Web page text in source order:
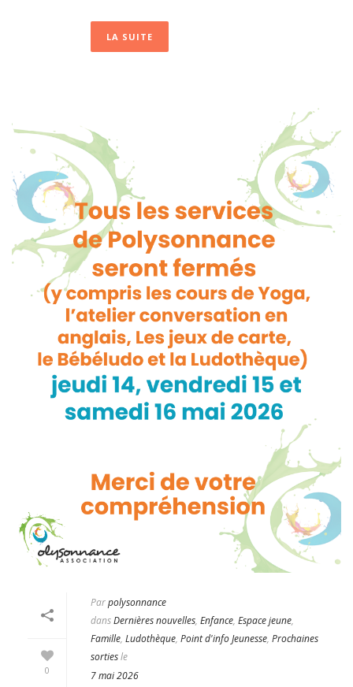
LA SUITE
0
Parpolysonnance
dansDernières nouvelles, Enfance, Espace jeune,
Famille, Ludothèque, Point d'info Jeunesse, Prochaines
sortiesle
7 mai 2026